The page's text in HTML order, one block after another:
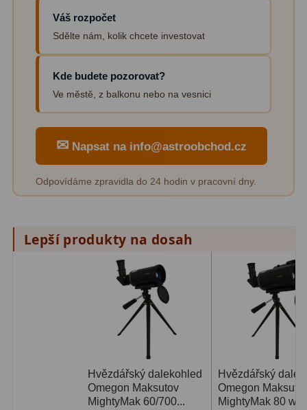
Dálkoměry 9
Noční vidění8
Pro děti5
Školní a laboratorní 18
Kapesní
Váš rozpočet
Sdělte nám, kolik chcete investovat
Kde budete pozorovat?
Ve městě, z balkonu nebo na vesnici
✉ Napsat na info@astroobchod.cz
Odpovídáme zpravidla do 24 hodin v pracovní dny.
Lepší produkty na dosah
Hvězdářský dalekohled
Omegon Maksutov
MightyMak 60/700...
Hvězdářský
Omegon
MightyMak 80